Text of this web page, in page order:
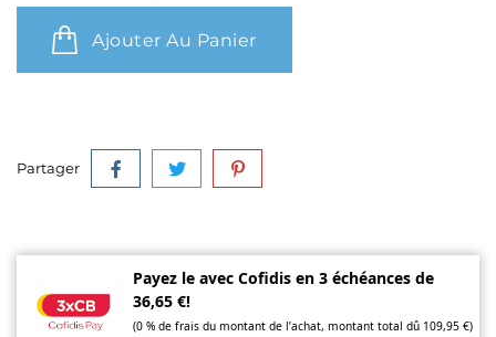
Ajouter Au Panier
Partager
Payez le avec Cofidis en 3 échéances de
36,65 €!
(0 % de frais du montant de l’achat, montant total dû 109,95 €)